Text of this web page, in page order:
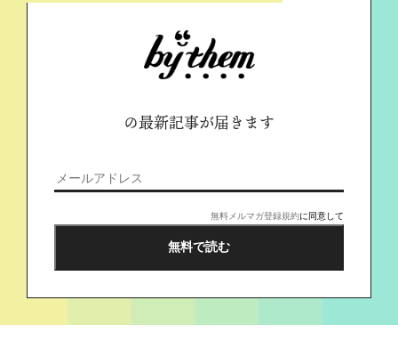
の最新記事が届きます
無料メルマガ登録規約に同意して